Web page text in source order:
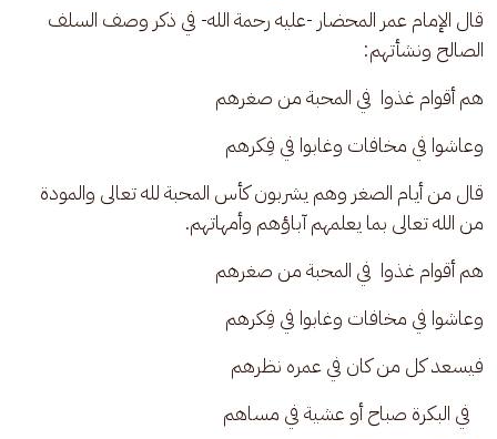
قال الإمام عمر المحضار -عليه رحمة الله- في ذكر وصف السلف
الصالح ونشأتهم:
هم أقوام غذوا  في المحبة من صغرهم
وعاشوا في مخافات وغابوا في فِكرهم
قال من أيام الصغر وهم يشربون كأس المحبة لله تعالى والمودة
من الله تعالى بما يعلمهم آباؤهم وأمهاتهم.
هم أقوام غذوا  في المحبة من صغرهم
وعاشوا في مخافات وغابوا في فِكرهم
فيسعد كل من كان في عمره نظرهم
في البكرة صباح أو عشية في مساهم